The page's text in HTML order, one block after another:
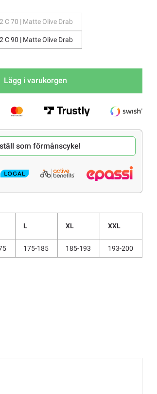
C 70 | Matte Olive Drab
C 90 | Matte Olive Drab
Lägg i varukorgen
som förmånscykel
L XL XXL
175-185 185-193 193-200